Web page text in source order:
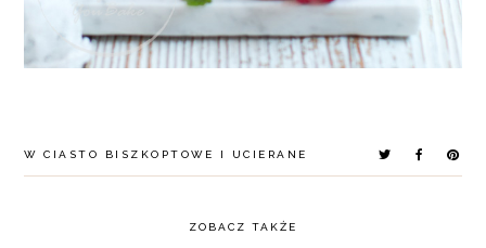
WCIASTO BISZKOPTOWE I UCIERANE
ZOBACZ TAKŻE